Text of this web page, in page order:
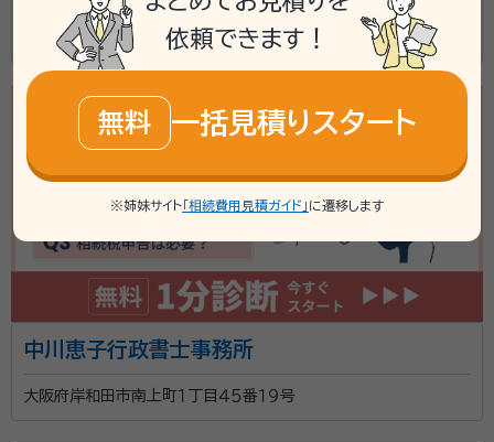
大阪府岸和田市並松町２２番１６号
中川恵子行政書士事務所
大阪府岸和田市南上町１丁目４５番１９号
依頼できます！
無料 一括見積りスタート
※姉妹サイト 「相続費用見積ガイド」 に遷移します